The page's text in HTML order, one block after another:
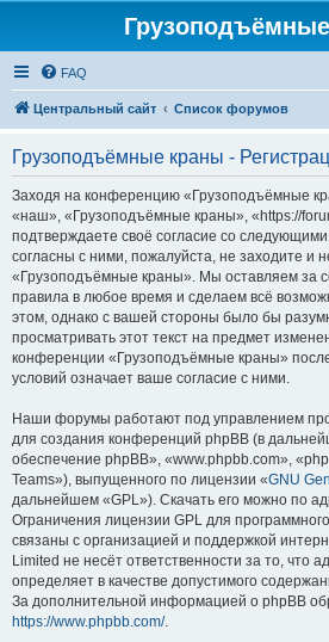
FAQ
Центральный сайт Список форумов
Грузоподъёмные краны -
Заходя на конференцию «Грузоподъёмные
«наш», «Грузоподъёмные краны», «https://
подтверждаете своё согласие со
согласны с ними, пожалуйста, не заходите и
«Грузоподъёмные краны». Мы оставляем за
правила в любое время и сделаем всё
этом, однако с вашей стороны было бы
просматривать этот текст на предмет
конференции «Грузоподъёмные краны»
условий означает ваше согласие с ними.
Наши форумы работают под управлением
для создания конференций phpBB (в
обеспечение phpBB», «www.phpbb.com»,
Teams»), выпущенного по лицензии «GNU
дальнейшем «GPL»). Скачать его можно по
Ограничения лицензии GPL для
связаны с организацией и поддержкой
Limited не несёт ответственности за то, что
определяет в качестве допустимого
За дополнительной информацией о phpBB
https://www.phpbb.com/.